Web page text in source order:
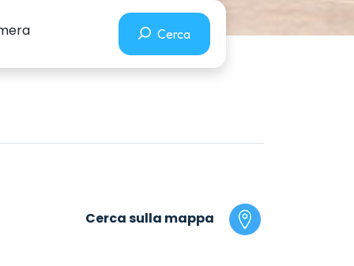
Cerca
Cerca sulla mappa